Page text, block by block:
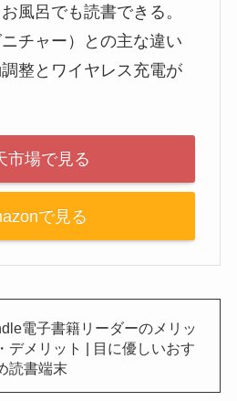
風呂でも読書できる。
チャー）との主な違い
整とワイヤレス充電が
市場で見る
で見る
電子書籍リーダーのメリッ
デメリット | 目に優しいおす
読書端末